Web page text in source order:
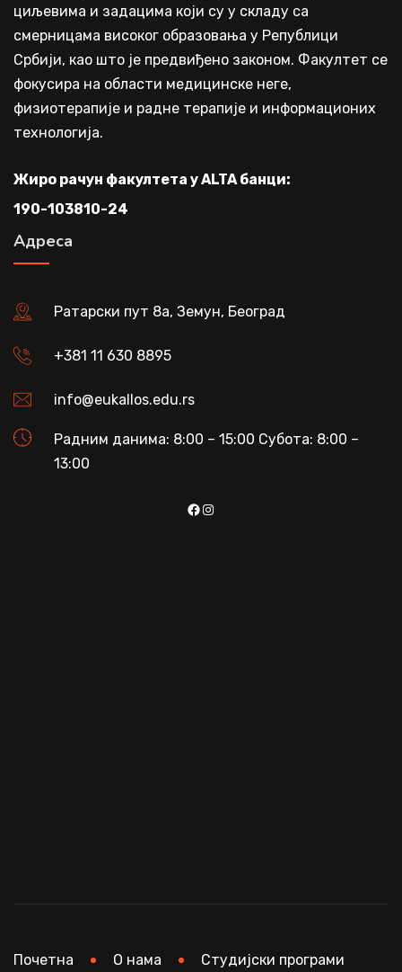
циљевима и задацима који су у складу са
смерницама високог образовања у Републици
Србији, као што је предвиђено законом. Факултет се
фокусира на области медицинске неге,
физиотерапије и радне терапије и информационих
технологија.
Жиро рачун факултета у ALTA банци:
190-103810-24
Адреса
Ратарски пут 8а, Земун, Београд
+381 11 630 8895
info@eukallos.edu.rs
Радним данима: 8:00 – 15:00 Субота: 8:00 –
13:00
Facebook
Instagram
Почетна О нама Студијски програми